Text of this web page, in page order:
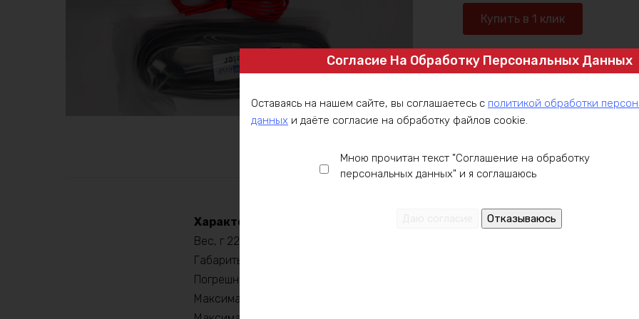
350А
Купить в 1 клик
Артикул:VT350А
Описание Оплата Доставка Гарантия
Характеристики:
Вес, г 220
Габариты 66x40x14
Погрешность 1%
Максимальный ток разряда, A 350
Согласие На Обработку Персональных Данных
Оставаясь на нашем сайте, вы соглашаетесь с политикой обработки
данных и даёте согласие на обработку файлов cookie.
Мною прочитан текст "Соглашение на обработку
персональных данных" и я соглашаюсь